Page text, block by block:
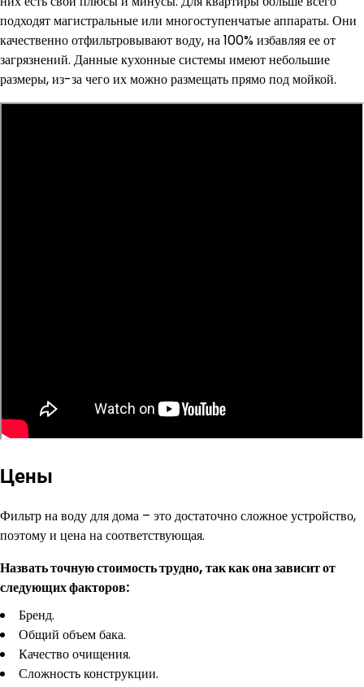
подходят магистральные или многоступенчатые аппараты. Они
качественно отфильтровывают воду, на 100% избавляя ее от
загрязнений. Данные кухонные системы имеют небольшие
размеры, из-за чего их можно размещать прямо под мойкой.
Цены
Фильтр на воду для дома – это достаточно сложное устройство,
поэтому и цена на соответствующая.
Назвать точную стоимость трудно, так как она зависит от
следующих факторов:
Бренд.
Общий объем бака.
Качество очищения.
Сложность конструкции.